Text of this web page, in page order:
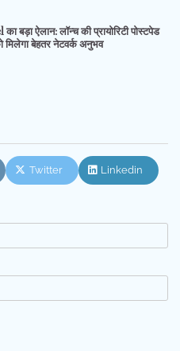
बड़ा ऐलान: लॉन्च की प्रायोरिटी पोस्टपेड
मिलेगा बेहतर नेटवर्क अनुभव
Twitter Linkedin